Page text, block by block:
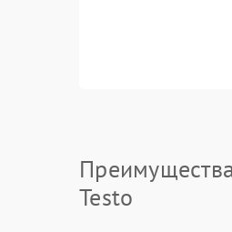
Testo